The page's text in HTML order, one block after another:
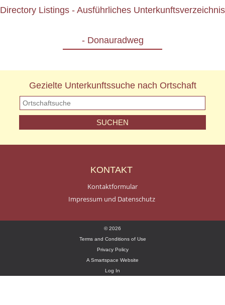
Directory Listings - Ausführliches Unterkunftsverzeichnis
- Donauradweg
Gezielte Unterkunftssuche nach Ortschaft
KONTAKT
Kontaktformular
Impressum und Datenschutz
© 2026
Terms and Conditions of Use
Privacy Policy
A Smartspace Website
Log In